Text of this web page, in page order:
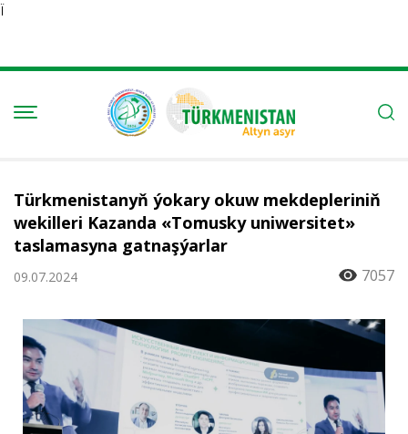
Ï
Türkmenistanyň ýokary okuw mekdepleriniň
wekilleri Kazanda «Tomusky uniwersitet»
taslamasyna gatnaşýarlar
09.07.2024 7057